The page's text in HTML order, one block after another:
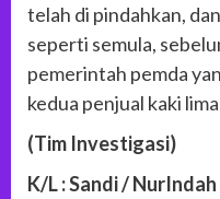
telah di pindahkan,
seperti semula,
pemerintah pemda
kedua penjual kaki
(Tim Investigasi)
K/L : Sandi /